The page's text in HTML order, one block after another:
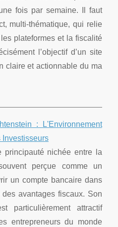
fois par semaine. Il faut
multi‑thématique, qui relie
plateformes et la fiscalité
l’objectif d’un site
claire et actionnable du ma
: L'Environnement
Investisseurs
principauté nichée entre la
perçue comme un
un compte bancaire dans
avantages fiscaux. Son
particulièrement attractif
entrepreneurs du monde